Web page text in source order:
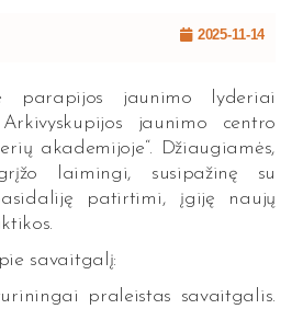
2025-11-14
parapijos jaunimo lyderiai
jaunimo centro
akademijoje“. Džiaugiamės,
laimingi, susipažinę su
patirtimi, įgiję naujų
savaitgalį:
praleistas savaitgalis.